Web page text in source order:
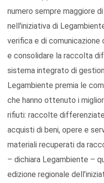
numero sempre maggiore
nell'iniziativa di
verifica e di
e consolidare la raccolta
sistema integrato di
Legambiente premia le
che hanno ottenuto i
rifiuti: raccolte
acquisti di beni, opere e
materiali recuperati da
– dichiara Legambiente –
edizione regionale